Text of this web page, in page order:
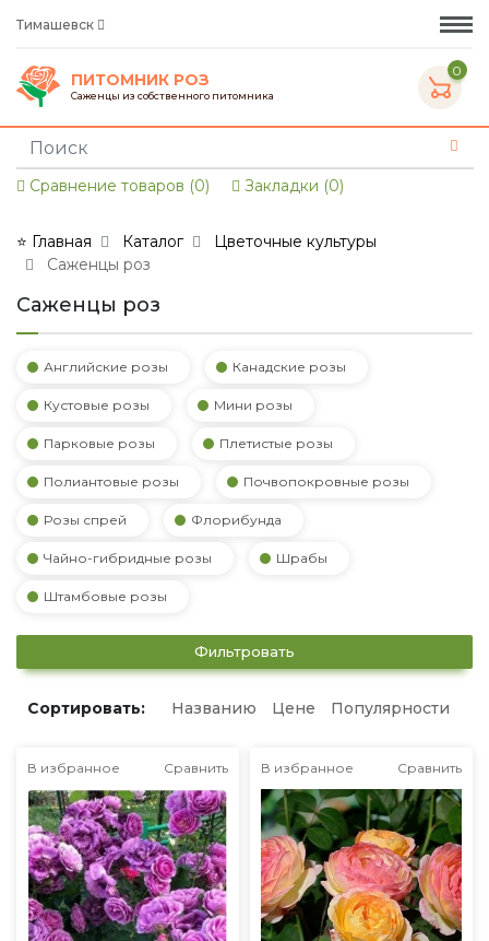
Тимашевск
ПИТОМНИК РОЗ
Саженцы из собственного питомника
0
Сравнение товаров (0) Закладки (0)
⭐ Главная Каталог
Цветочные культуры
Саженцы роз
Саженцы роз
Английские розы Канадские розы
Кустовые розы Мини розы
Парковые розы Плетистые розы
Полиантовые розы Почвопокровные розы
Розы спрей Флорибунда
Чайно-гибридные розы Шрабы
Штамбовые розы
Фильтровать
Сортировать: Названию Цене Популярности
В избранное Сравнить В избранное Сравнить